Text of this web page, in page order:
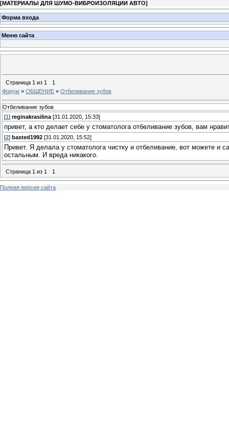
[МАТЕРИАЛЫ ДЛЯ ШУМО-ВИБРОИЗОЛЯЦИИ АВТО]
Форма входа
Меню сайта
Страница 1 из 1
1
Форум » ОБЩЕНИЕ » Отбеливание зубов
Отбеливание зубов
[1 ] reginakrasilina [31.01.2020, 15:33]
привет, а кто делает себе у стоматолога отбеливание зубов, вам
[2] basted1992 [31.01.2020, 15:52]
Привет. Я делала у стоматолога чистку и отбеливание, вот можете и
остальным. И вреда никакого.
Страница 1 из 1 1
Полная версия сайта